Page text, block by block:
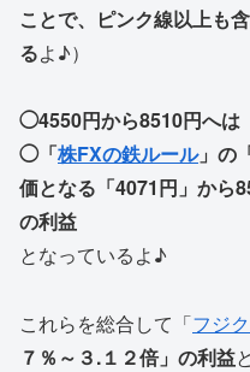
ことで、ピンク線以上も
るよ♪）
◯4550円から8510円へは
◯「株FXの鉄ルール」の
価となる「4071円」から
の利益
となっているよ♪
これらを総合して「フジ
７％～３.１２倍」の利益